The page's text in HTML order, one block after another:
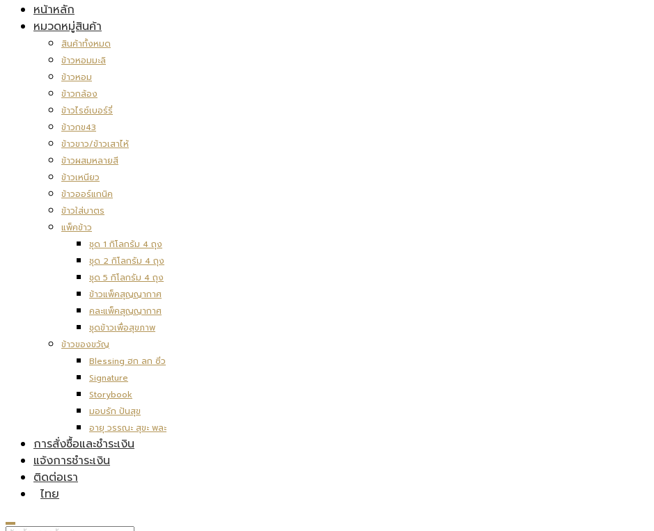
หน้าหลัก
หมวดหมู่สินค้า
สินค้าทั้งหมด
ข้าวหอมมะลิ
ข้าวหอม
ข้าวกล้อง
ข้าวไรซ์เบอร์รี่
ข้าวกข43
ข้าวขาว/ข้าวเสาไห้
ข้าวผสมหลายสี
ข้าวเหนียว
ข้าวออร์แกนิค
ข้าวใส่บาตร
แพ็คข้าว
ชุด 1 กิโลกรัม 4 ถุง
ชุด 2 กิโลกรัม 4 ถุง
ชุด 5 กิโลกรัม 4 ถุง
ข้าวแพ็คสุญญากาศ
คละแพ็คสุญญากาศ
ชุดข้าวเพื่อสุขภาพ
ข้าวของขวัญ
Blessing ฮก ลก ซิ่ว
Signature
Storybook
มอบรัก ปันสุข
อายุ วรรณะ สุขะ พละ
การสั่งซื้อและชำระเงิน
แจ้งการชำระเงิน
ติดต่อเรา
ไทย